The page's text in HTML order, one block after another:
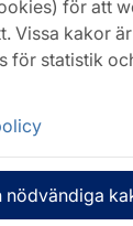
för att
Vissa kakor
för statistik
nödvändiga